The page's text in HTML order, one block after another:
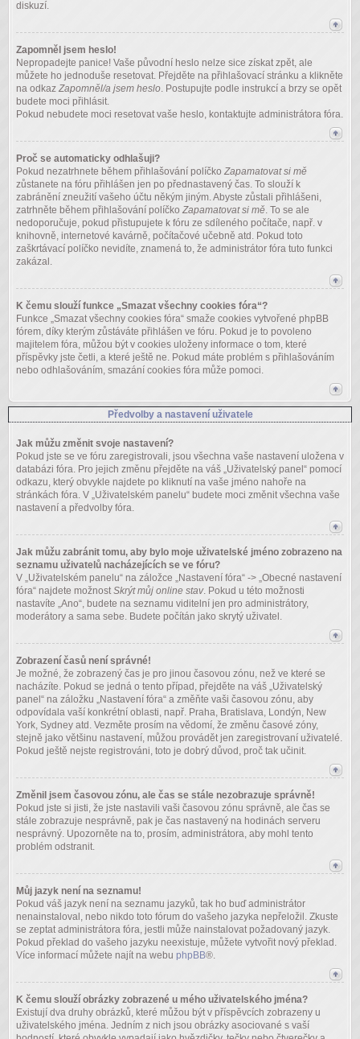
diskuzí.
Zapomněl jsem heslo!
Nepropadejte panice! Vaše původní heslo nelze sice získat zpět, ale
můžete ho jednoduše resetovat. Přejděte na přihlašovací stránku a klikněte
na odkaz Zapomněl/a jsem heslo. Postupujte podle instrukcí a brzy se opět
budete moci přihlásit.
Pokud nebudete moci resetovat vaše heslo, kontaktujte administrátora fóra.
Proč se automaticky odhlašuji?
Pokud nezatrhnete během přihlašování políčko Zapamatovat si mě
zůstanete na fóru přihlášen jen po přednastavený čas. To slouží k
zabránění zneužití vašeho účtu někým jiným. Abyste zůstali přihlášeni,
zatrhněte během přihlašování políčko Zapamatovat si mě. To se ale
nedoporučuje, pokud přistupujete k fóru ze sdíleného počítače, např. v
knihovně, internetové kavárně, počítačové učebně atd. Pokud toto
zaškrtávací políčko nevidíte, znamená to, že administrátor fóra tuto funkci
zakázal.
K čemu slouží funkce „Smazat všechny cookies fóra“?
Funkce „Smazat všechny cookies fóra“ smaže cookies vytvořené phpBB
fórem, díky kterým zůstáváte přihlášen ve fóru. Pokud je to povoleno
majitelem fóra, můžou být v cookies uloženy informace o tom, které
příspěvky jste četli, a které ještě ne. Pokud máte problém s přihlašováním
nebo odhlašováním, smazání cookies fóra může pomoci.
Předvolby a nastavení uživatele
Jak můžu změnit svoje nastavení?
Pokud jste se ve fóru zaregistrovali, jsou všechna vaše nastavení uložena v
databázi fóra. Pro jejich změnu přejděte na váš „Uživatelský panel“ pomocí
odkazu, který obvykle najdete po kliknutí na vaše jméno nahoře na
stránkách fóra. V „Uživatelském panelu“ budete moci změnit všechna vaše
nastavení a předvolby fóra.
Jak můžu zabránit tomu, aby bylo moje uživatelské jméno zobrazeno na
seznamu uživatelů nacházejících se ve fóru?
V „Uživatelském panelu“ na záložce „Nastavení fóra“ -> „Obecné nastavení
fóra“ najdete možnostSkrýt můj online stav. Pokud u této možnosti
nastavíte „Ano“, budete na seznamu viditelní jen pro administrátory,
moderátory a sama sebe. Budete počítán jako skrytý uživatel.
Zobrazení časů není správné!
Je možné, že zobrazený čas je pro jinou časovou zónu, než ve které se
nacházíte. Pokud se jedná o tento případ, přejděte na váš „Uživatelský
panel“ na záložku „Nastavení fóra“ a změňte vaši časovou zónu, aby
odpovídala vaší konkrétní oblasti, např. Praha, Bratislava, Londýn, New
York, Sydney atd. Vezměte prosím na vědomí, že změnu časové zóny,
stejně jako většinu nastavení, můžou provádět jen zaregistrovaní uživatelé.
Pokud ještě nejste registrováni, toto je dobrý důvod, proč tak učinit.
Změnil jsem časovou zónu, ale čas se stále nezobrazuje správně!
Pokud jste si jisti, že jste nastavili vaši časovou zónu správně, ale čas se
stále zobrazuje nesprávně, pak je čas nastavený na hodinách serveru
nesprávný. Upozorněte na to, prosím, administrátora, aby mohl tento
problém odstranit.
Můj jazyk není na seznamu!
Pokud váš jazyk není na seznamu jazyků, tak ho buď administrátor
nenainstaloval, nebo nikdo toto fórum do vašeho jazyka nepřeložil. Zkuste
se zeptat administrátora fóra, jestli může nainstalovat požadovaný jazyk.
Pokud překlad do vašeho jazyku neexistuje, můžete vytvořit nový překlad.
Více informací můžete najít na webu phpBB®.
K čemu slouží obrázky zobrazené u mého uživatelského jména?
Existují dva druhy obrázků, které můžou být v příspěvcích zobrazeny u
uživatelského jména. Jedním z nich jsou obrázky asociované s vaší